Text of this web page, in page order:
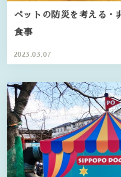
ペットの防災を考える・
食事
2023.03.07